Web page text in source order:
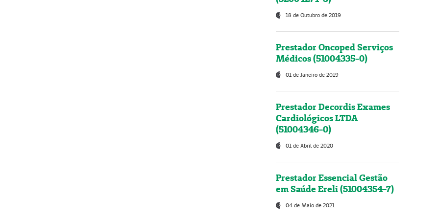
18 de Outubro de 2019
Prestador Oncoped Serviços
Médicos (51004335-0)
01 de Janeiro de 2019
Prestador Decordis Exames
Cardiológicos LTDA
(51004346-0)
01 de Abril de 2020
Prestador Essencial Gestão
em Saúde Ereli (51004354-7)
04 de Maio de 2021